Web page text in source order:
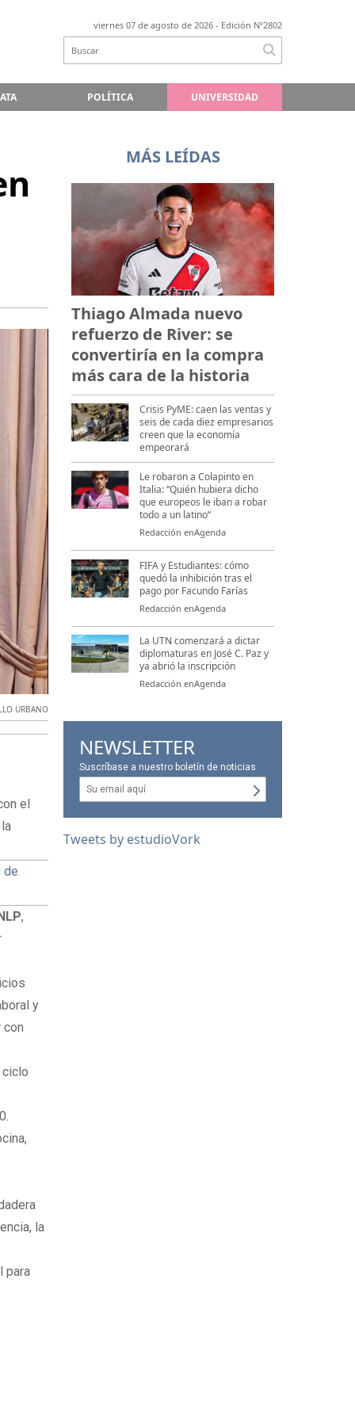
viernes 07 de agosto de 2026 - Edición Nº2802
POLÍTICA UNIVERSIDAD
URBANO
el
de
,
y
con
ciclo
la
para
MÁS LEÍDAS
Thiago Almada nuevo
refuerzo de River: se
convertiría en la compra
más cara de la historia
Crisis PyME: caen las ventas y
seis de cada diez empresarios
creen que la economía
empeorará
Le robaron a Colapinto en
Italia: “Quién hubiera dicho
que europeos le iban a robar
todo a un latino“
Redacción enAgenda
FIFA y Estudiantes: cómo
quedó la inhibición tras el
pago por Facundo Farías
Redacción enAgenda
La UTN comenzará a dictar
diplomaturas en José C. Paz y
ya abrió la inscripción
Redacción enAgenda
NEWSLETTER
Suscríbase a nuestro boletín de noticias
Tweets by estudioVork